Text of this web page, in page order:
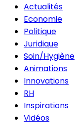
Actualités
Economie
Politique
Juridique
Soin/Hygiène
Animations
Innovations
RH
Inspirations
Vidéos